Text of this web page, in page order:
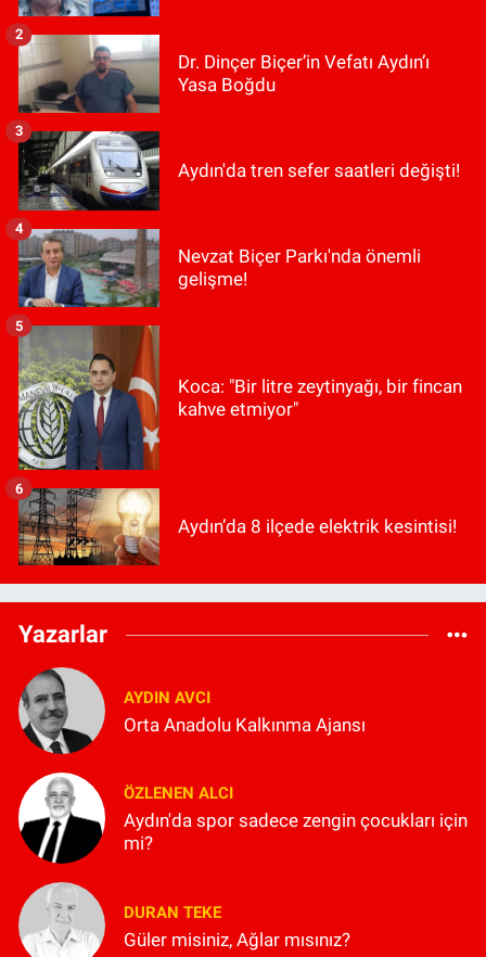
Dr. Dinçer Biçer’in Vefatı Aydın’ı
Yasa Boğdu
2
Aydın'da tren sefer saatleri değişti!
3
Nevzat Biçer Parkı'nda önemli
gelişme!
4
Koca: "Bir litre zeytinyağı, bir fincan
kahve etmiyor"
5
Aydın’da 8 ilçede elektrik kesintisi!
6
Yazarlar
AYDIN AVCI
Orta Anadolu Kalkınma Ajansı
ÖZLENEN ALCI
Aydın'da spor sadece zengin çocukları için
mi?
DURAN TEKE
Güler misiniz, Ağlar mısınız?